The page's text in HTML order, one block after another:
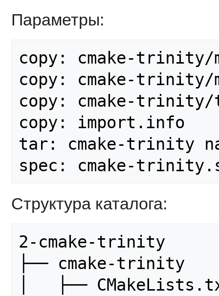
Параметры:
copy: cmake-trinity/
copy: cmake-trinity/
copy: cmake-trinity/
copy: import.info
tar: cmake-trinity
Структура каталога:
2-cmake-trinity
├── cmake-trinity
│   ├──